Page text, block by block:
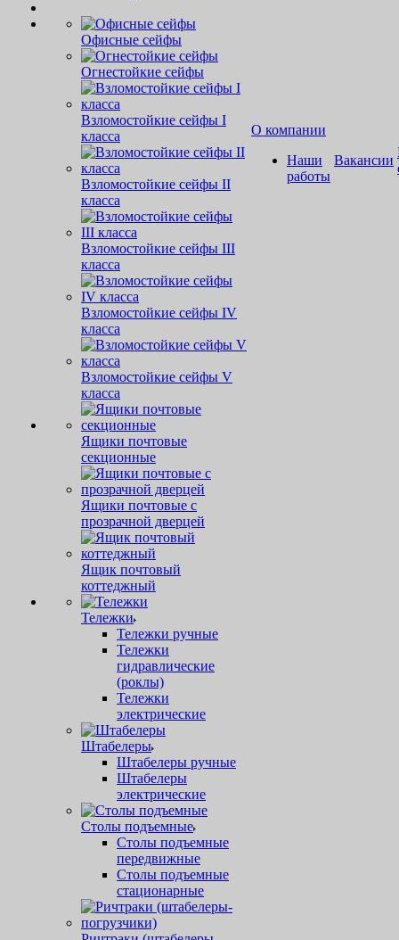
Офисные сейфы
Огнестойкие сейфы
Взломостойкие сейфы I
класса
Взломостойкие сейфы II
класса
Взломостойкие сейфы III
класса
Взломостойкие сейфы IV
класса
Взломостойкие сейфы V
класса
Ящики почтовые
секционные
Ящики почтовые с
прозрачной дверцей
Ящик почтовый
коттеджный
Тележки
Тележки ручные
Тележки
гидравлические
(роклы)
Тележки
электрические
Штабелеры
Штабелеры ручные
Штабелеры
электрические
Столы подъемные
Столы подъемные
передвижные
Столы подъемные
стационарные
О компании
Наши
работы
Вакансии